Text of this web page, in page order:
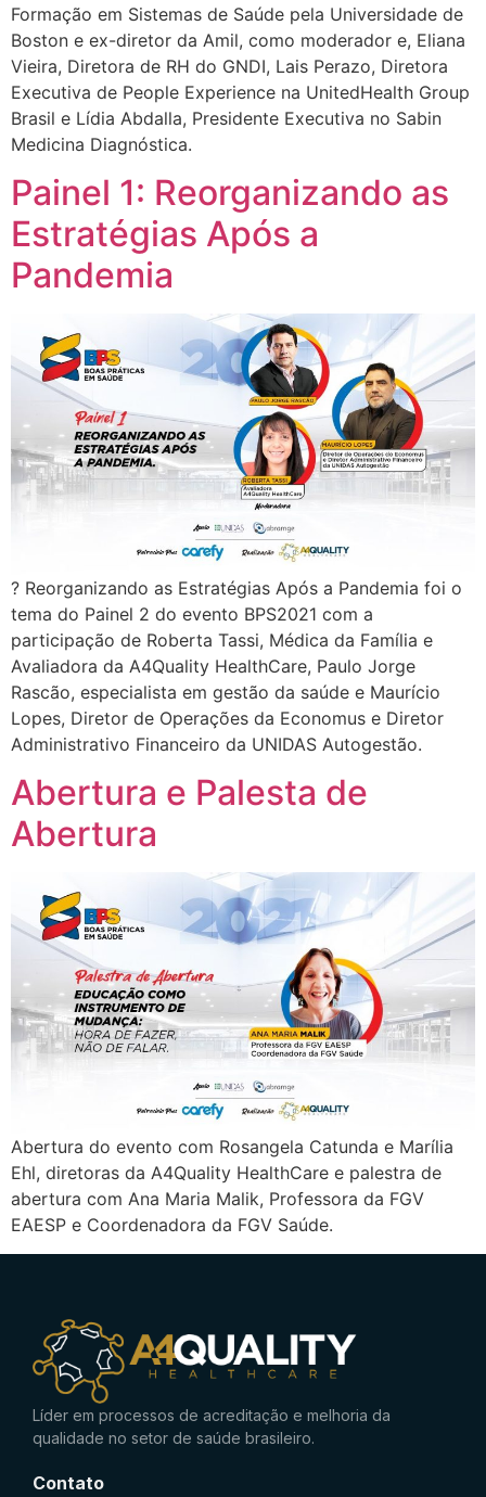
Formação em Sistemas de Saúde pela Universidade de
Boston e ex-diretor da Amil, como moderador e, Eliana
Vieira, Diretora de RH do GNDI, Lais Perazo, Diretora
Executiva de People Experience na UnitedHealth Group
Brasil e Lídia Abdalla, Presidente Executiva no Sabin
Medicina Diagnóstica.
Painel 1: Reorganizando as
Estratégias Após a
Pandemia
? Reorganizando as Estratégias Após a Pandemia foi o
tema do Painel 2 do evento BPS2021 com a
participação de Roberta Tassi, Médica da Família e
Avaliadora da A4Quality HealthCare, Paulo Jorge
Rascão, especialista em gestão da saúde e Maurício
Lopes, Diretor de Operações da Economus e Diretor
Administrativo Financeiro da UNIDAS Autogestão.
Abertura e Palesta de
Abertura
Abertura do evento com Rosangela Catunda e Marília
Ehl, diretoras da A4Quality HealthCare e palestra de
abertura com Ana Maria Malik, Professora da FGV
EAESP e Coordenadora da FGV Saúde.
Líder em processos de acreditação e melhoria da
qualidade no setor de saúde brasileiro.
Contato